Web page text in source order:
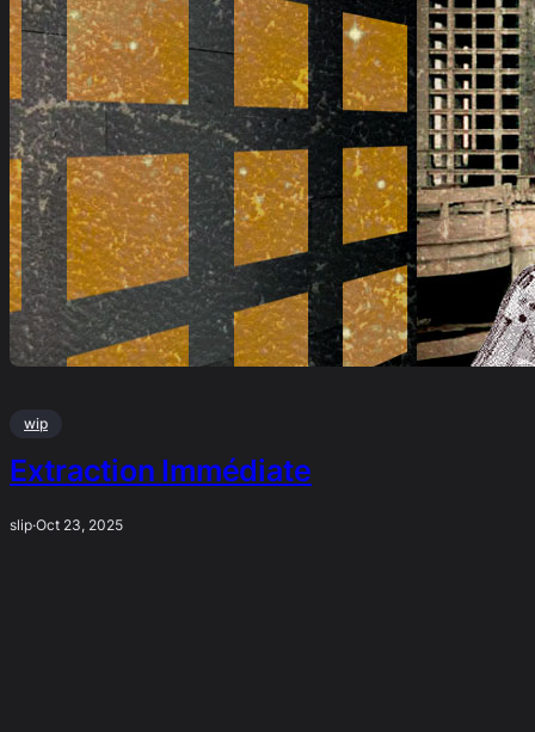
wip
Extraction Immédiate
slip·Oct 23, 2025